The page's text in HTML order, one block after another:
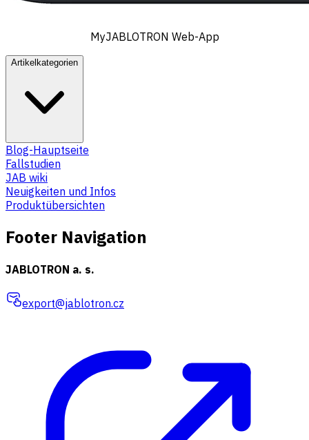
MyJABLOTRON Web-App
Artikelkategorien
Blog-Hauptseite
Fallstudien
JAB wiki
Neuigkeiten und Infos
Produktübersichten
Footer Navigation
JABLOTRON a. s.
export@jablotron.cz